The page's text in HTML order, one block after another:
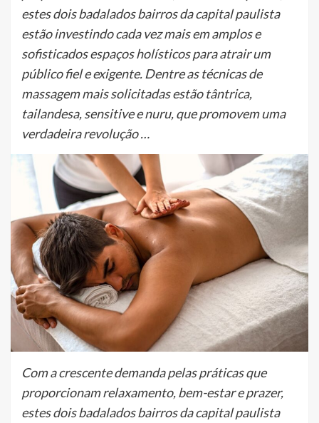
estes dois badalados bairros da capital paulista
estão investindo cada vez mais em amplos e
sofisticados espaços holísticos para atrair um
público fiel e exigente. Dentre as técnicas de
massagem mais solicitadas estão tântrica,
tailandesa, sensitive e nuru, que promovem uma
verdadeira revolução …
Com a crescente demanda pelas práticas que
proporcionam relaxamento, bem-estar e prazer,
estes dois badalados bairros da capital paulista